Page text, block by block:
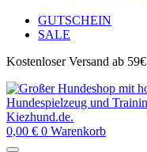
GUTSCHEIN
SALE
Kostenloser Versand ab 59€
0,00 € 0 Warenkorb